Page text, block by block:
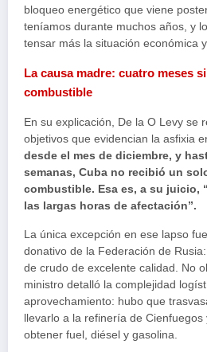
bloqueo energético que viene
teníamos durante muchos años, y
tensar más la situación económica
La causa madre: cuatro meses
combustible
En su explicación, De la O Levy se
objetivos que evidencian la asfixia
desde el mes de diciembre, y
semanas, Cuba no recibió un
combustible. Esa es, a su juicio,
las largas horas de afectación”.
La única excepción en ese lapso
donativo de la Federación de
de crudo de excelente calidad. No
ministro detalló la complejidad
aprovechamiento: hubo que
llevarlo a la refinería de
obtener fuel, diésel y gasolina.